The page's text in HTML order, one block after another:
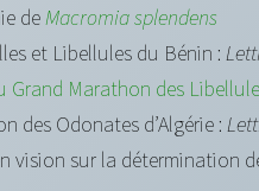
deMacromia splendens
et Libellules du Bénin :
Grand Marathon des
des Odonates d’Algérie :
vision sur la détermination